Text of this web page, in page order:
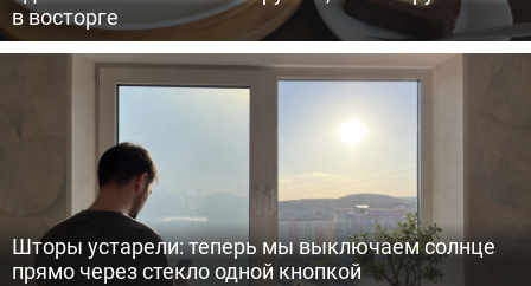
в восторге
Шторы устарели: теперь мы выключаем солнце
прямо через стекло одной кнопкой